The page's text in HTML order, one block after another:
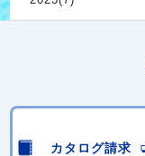
カタログ請求